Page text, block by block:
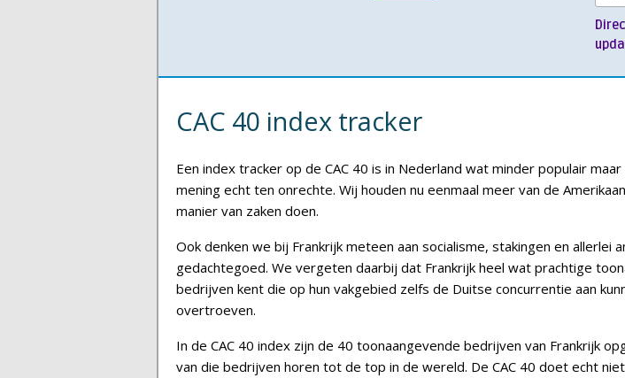
CAC 40 index tracker
Een index tracker op de CAC 40 is in Nederland wat minder populair
mening echt ten onrechte. Wij houden nu eenmaal meer van de
manier van zaken doen.
Ook denken we bij Frankrijk meteen aan socialisme, stakingen en allerlei
gedachtegoed. We vergeten daarbij dat Frankrijk heel wat prachtige
bedrijven kent die op hun vakgebied zelfs de Duitse concurrentie aan
overtroeven.
In de CAC 40 index zijn de 40 toonaangevende bedrijven van Frankrijk
van die bedrijven horen tot de top in de wereld. De CAC 40 doet echt